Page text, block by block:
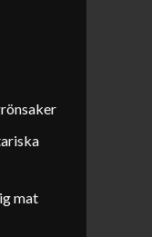
mat